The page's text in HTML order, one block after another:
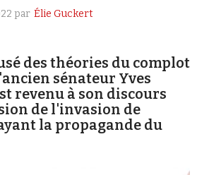
un don
par Élie Guckert
des théories du complot
sénateur Yves
revenu à son discours
de l'invasion de
la propagande du